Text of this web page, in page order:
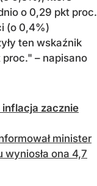
o 0,29 pkt proc.
(o 0,4%)
ten wskaźnik
proc." – napisano
zacznie
minister
ona 4,7